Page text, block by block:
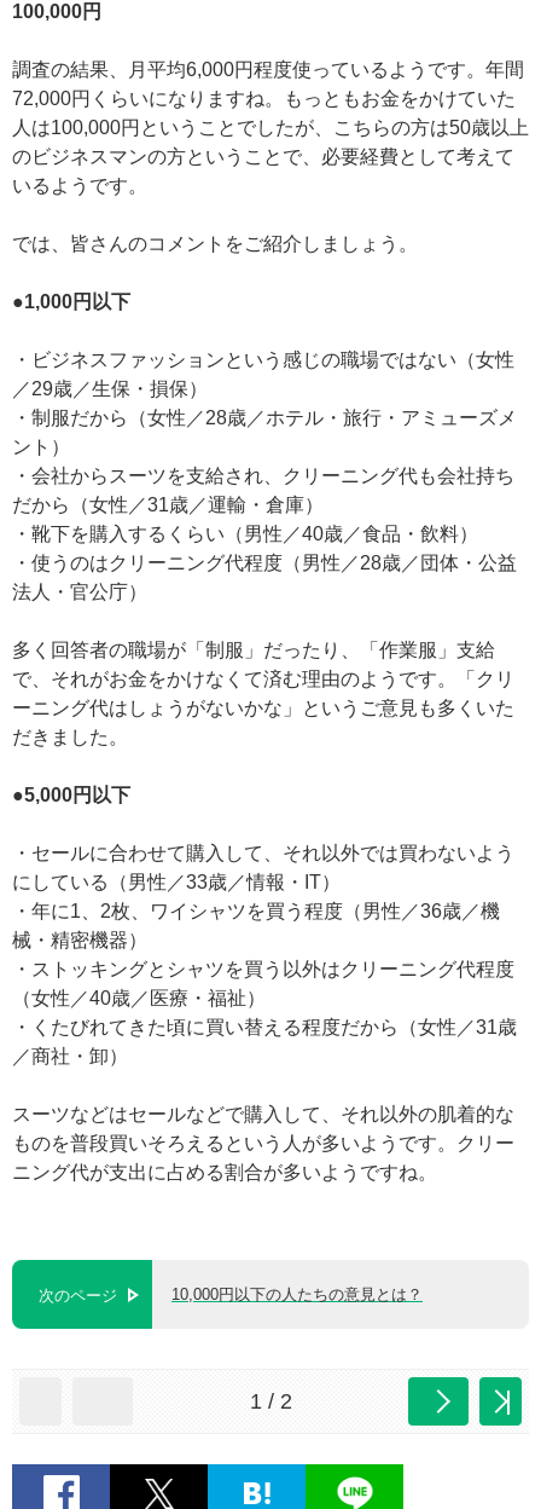
100,000円
調査の結果、月平均6,000円程度使っているようです。年間
72,000円くらいになりますね。もっともお金をかけていた
人は100,000円ということでしたが、こちらの方は50歳以上
のビジネスマンの方ということで、必要経費として考えて
いるようです。
では、皆さんのコメントをご紹介しましょう。
●1,000円以下
・ビジネスファッションという感じの職場ではない（女性
／29歳／生保・損保）
・制服だから（女性／28歳／ホテル・旅行・アミューズメ
ント）
・会社からスーツを支給され、クリーニング代も会社持ち
だから（女性／31歳／運輸・倉庫）
・靴下を購入するくらい（男性／40歳／食品・飲料）
・使うのはクリーニング代程度（男性／28歳／団体・公益
法人・官公庁）
多く回答者の職場が「制服」だったり、「作業服」支給
で、それがお金をかけなくて済む理由のようです。「クリ
ーニング代はしょうがないかな」というご意見も多くいた
だきました。
●5,000円以下
・セールに合わせて購入して、それ以外では買わないよう
にしている（男性／33歳／情報・IT）
・年に1、2枚、ワイシャツを買う程度（男性／36歳／機
械・精密機器）
・ストッキングとシャツを買う以外はクリーニング代程度
（女性／40歳／医療・福祉）
・くたびれてきた頃に買い替える程度だから（女性／31歳
／商社・卸）
スーツなどはセールなどで購入して、それ以外の肌着的な
ものを普段買いそろえるという人が多いようです。クリー
ニング代が支出に占める割合が多いようですね。
次のページ 10,000円以下の人たちの意見とは？
1 / 2